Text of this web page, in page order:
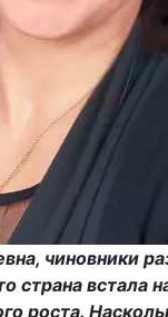
чиновники
страна встала
роста.